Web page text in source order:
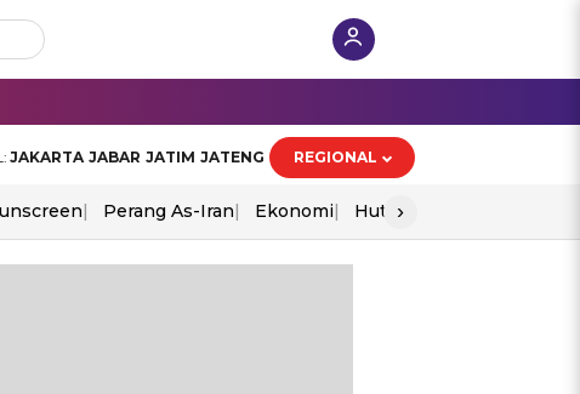
JAKARTA JABAR JATIM JATENG REGIONAL
Perang As-Iran Ekonomi Hut Ri
›